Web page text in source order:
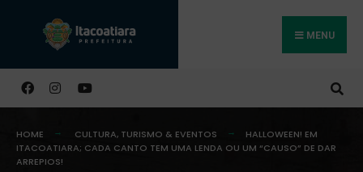
MENU
HOME CULTURA, TURISMO & EVENTOS
HALLOWEEN! EM
ITACOATIARA; CADA CANTO TEM UMA LENDA OU UM “CAUSO” DE DAR
ARREPIOS!
Buscar